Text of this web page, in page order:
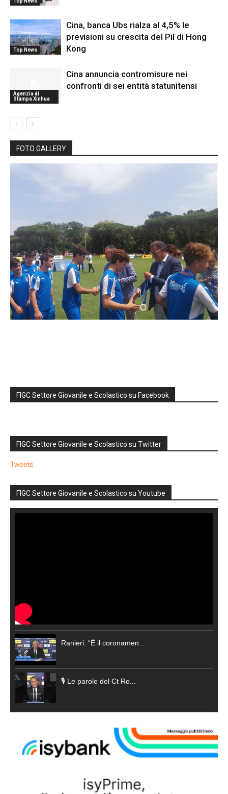
Top News
Cina, banca Ubs rialza al 4,5% le
previsioni su crescita del Pil di Hong
Kong
Agenzia di
Stampa Xinhua
Cina annuncia contromisure nei
confronti di sei entità statunitensi
FOTO GALLERY
FIGC Settore Giovanile e Scolastico su Facebook
FIGC Settore Giovanile e Scolastico su Twitter
Tweets
FIGC Settore Giovanile e Scolastico su Youtube
Ranieri: “È il coronamen...
🎙️ Le parole del Ct Ro...